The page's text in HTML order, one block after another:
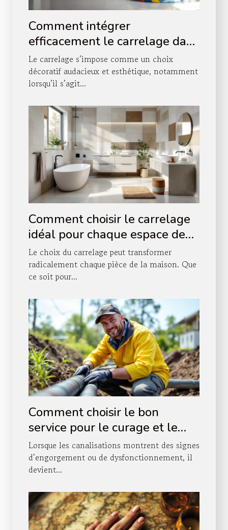
Comment intégrer
efficacement le carrelage dans
votre décoration d'escalier ?
Le carrelage s’impose comme un choix
décoratif audacieux et esthétique, notamment
lorsqu’il s’agit...
Comment choisir le carrelage
idéal pour chaque espace de
votre maison ?
Le choix du carrelage peut transformer
radicalement chaque pièce de la maison. Que
ce soit pour...
Comment choisir le bon
service pour le curage et le
pompage de vos canalisations
?
Lorsque les canalisations montrent des signes
d’engorgement ou de dysfonctionnement, il
devient...